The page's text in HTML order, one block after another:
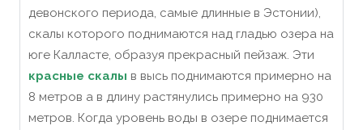
девонского периода, самые длинные в Эстонии),
скалы которого поднимаются над гладью озера на
юге Калласте, образуя прекрасный пейзаж. Эти
красные скалы в высь поднимаются примерно на
8 метров а в длину растянулись примерно на 930
метров. Когда уровень воды в озере поднимается